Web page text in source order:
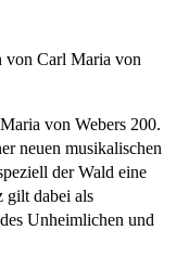
von Carl Maria von
von Webers 200.
neuen musikalischen
der Wald eine
gilt dabei als
Unheimlichen und